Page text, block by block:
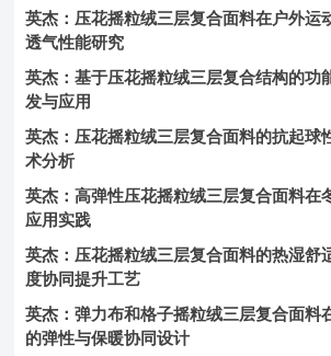
英杰：压花摇粒绒三层复合面料在户外运
透气性能研究
英杰：基于压花摇粒绒三层复合结构的功
发与应用
英杰：压花摇粒绒三层复合面料的抗起球
术分析
英杰：高弹性压花摇粒绒三层复合面料在
应用实践
英杰：压花摇粒绒三层复合面料的热湿舒
度协同提升工艺
英杰：弹力布和格子摇粒绒三层复合面料
的弹性与保暖协同设计